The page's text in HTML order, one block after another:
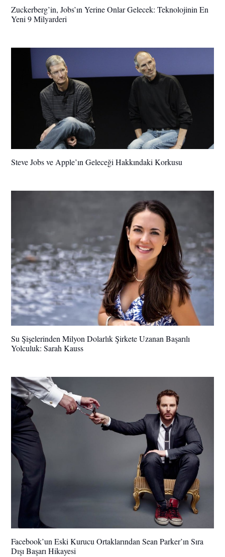
Zuckerberg’in, Jobs’ın Yerine Onlar Gelecek: Teknolojinin En
Yeni 9 Milyarderi
Steve Jobs ve Apple’ın Geleceği Hakkındaki Korkusu
Su Şişelerinden Milyon Dolarlık Şirkete Uzanan Başarılı
Yolculuk: Sarah Kauss
Facebook’un Eski Kurucu Ortaklarından Sean Parker’ın Sıra
Dışı Başarı Hikayesi